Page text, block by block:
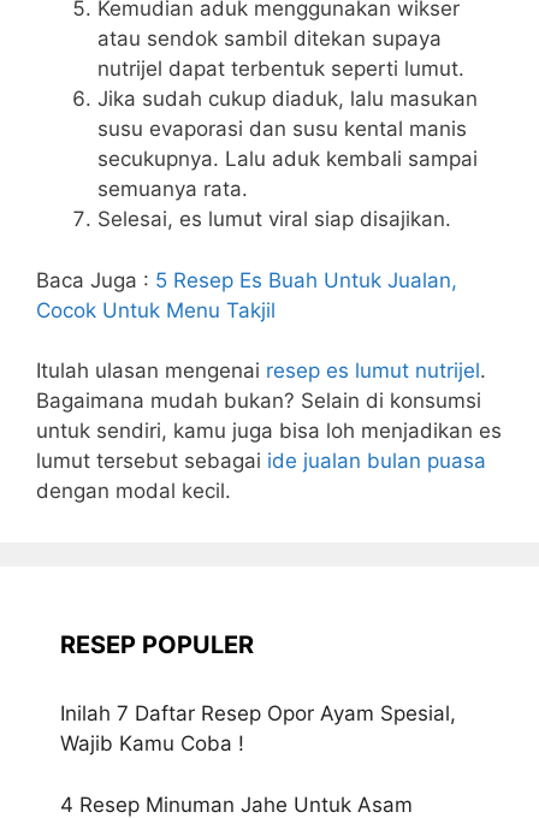
Kemudian aduk menggunakan wikser
atau sendok sambil ditekan supaya
nutrijel dapat terbentuk seperti lumut.
Jika sudah cukup diaduk, lalu masukan
susu evaporasi dan susu kental manis
secukupnya. Lalu aduk kembali sampai
semuanya rata.
Selesai, es lumut viral siap disajikan.
Baca Juga : 5 Resep Es Buah Untuk Jualan,
Cocok Untuk Menu Takjil
Itulah ulasan mengenai resep es lumut nutrijel.
Bagaimana mudah bukan? Selain di konsumsi
untuk sendiri, kamu juga bisa loh menjadikan es
lumut tersebut sebagai ide jualan bulan puasa
dengan modal kecil.
RESEP POPULER
Inilah 7 Daftar Resep Opor Ayam Spesial,
Wajib Kamu Coba !
4 Resep Minuman Jahe Untuk Asam